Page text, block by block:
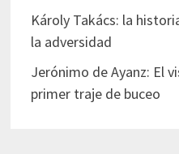
Károly Takács: la
la adversidad
Jerónimo de Ayanz: El
primer traje de buceo